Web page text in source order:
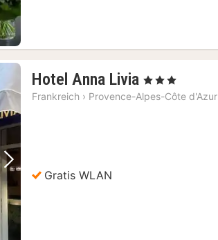
Nächstes Bild
Hotel Anna Livia 1
Nacht
, 3 Sterne
Frankreich › Provence-Alpes-Côte d'Azur
Gratis WLAN